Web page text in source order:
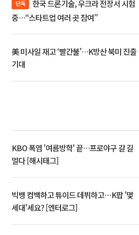
단독
중…“스타트업 여러 곳 참여”
美 미사일 재고 ‘빨간불’…K방산 북미 진출
기대
KBO 폭염 '여름방학' 끝…프로야구 갈 길
멀다 [해시태그]
빅뱅 컴백하고 튜이드 데뷔하고⋯K팝 '몇
세대'세요? [엔터로그]